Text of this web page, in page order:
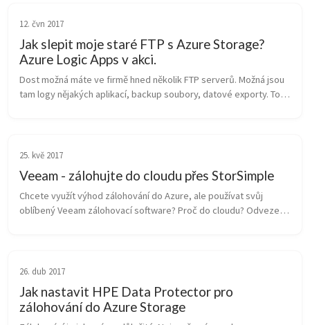
12. čvn 2017
Jak slepit moje staré FTP s Azure Storage?
Azure Logic Apps v akci.
Dost možná máte ve firmě hned několik FTP serverů. Možná jsou
tam logy nějakých aplikací, backup soubory, datové exporty. To
25. kvě 2017
Veeam - zálohujte do cloudu přes StorSimple
Chcete využít výhod zálohování do Azure, ale používat svůj
oblíbený Veeam zálohovací software? Proč do cloudu? Odvezete
26. dub 2017
Jak nastavit HPE Data Protector pro
zálohování do Azure Storage